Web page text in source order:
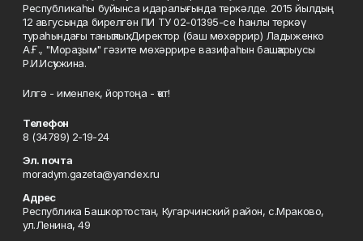
Республикаһы буйынса идаралығында теркәлде. 2015 йылдың
12 авгусында бирелгән ПИ ТУ 02-01395-се һанлы теркәү
тураһындағы таныҡлыҡ. Директор (баш мөхәррир) Ладыженко
А.Ғ., "Мораҙым" гәзите мөхәррире вазифаһын башҡарыусы
Р.И.Исҡужина.
Илгә - именлек, йортоңа - ҡот!
Телефон
8 (34789) 2-19-24
Эл. почта
moradym.gazeta@yandex.ru
Адрес
Республика Башкортостан, Кугарчинский район, с.Мраково,
ул.Ленина, 49